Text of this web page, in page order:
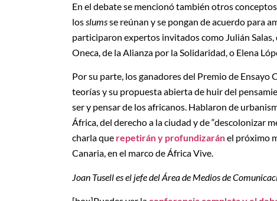
En el debate se mencionó también otros
losslumsse reúnan y se pongan de acuerdo para
participaron expertos invitados como Julián
Oneca, de la Alianza por la Solidaridad, o Elena
Por su parte, los ganadores del Premio de
teorías y su propuesta abierta de huir del
ser y pensar de los africanos. Hablaron de
África, del derecho a la ciudad y de “descolonizar
charla que repetirán y profundizaránel próximo
Canaria, en el marco de África Vive.
Joan Tusell es el jefe del Área de Medios de